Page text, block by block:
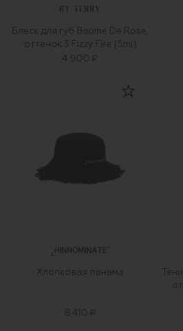
BY TERRY
Блеск для губ Baume De Rose,
оттенок 3 Fizzy Fire (5ml)
4 900 ₽
Хлопковая панама
8 410 ₽